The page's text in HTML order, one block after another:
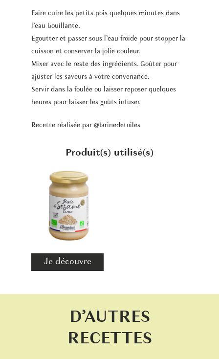
Faire cuire les petits pois quelques minutes dans
l’eau bouillante.
Egoutter et passer sous l’eau froide pour stopper la
cuisson et conserver la jolie couleur.
Mixer avec le reste des ingrédients. Goûter pour
ajuster les saveurs à votre convenance.
Servir dans la foulée ou laisser reposer quelques
heures pour laisser les goûts infuser.
Recette réalisée par@farinedetoiles
Produit(s) utilisé(s)
Je découvre
D’AUTRES
RECETTES